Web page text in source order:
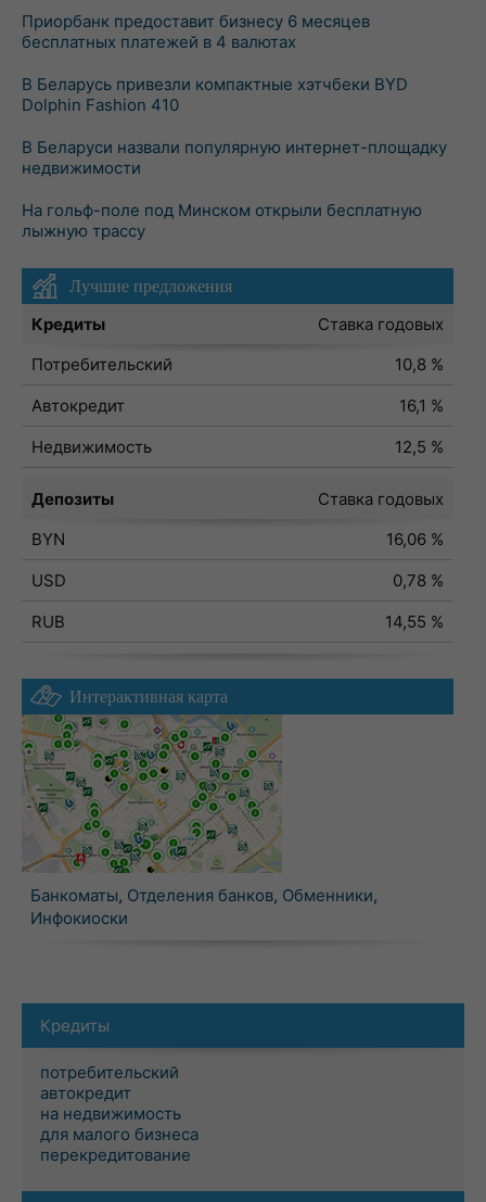
Приорбанк предоставит бизнесу 6 месяцев
бесплатных платежей в 4 валютах
В Беларусь привезли компактные хэтчбеки BYD
Dolphin Fashion 410
В Беларуси назвали популярную интернет-площадку
недвижимости
На гольф-поле под Минском открыли бесплатную
лыжную трассу
Лучшие предложения
Кредиты
Ставка годовых
Потребительский
10,8 %
Автокредит
16,1 %
Недвижимость
12,5 %
Депозиты
Ставка годовых
BYN
16,06 %
USD
0,78 %
RUB
14,55 %
Интерактивная карта
Банкоматы, Отделения банков, Обменники,
Инфокиоски
Кредиты
потребительский
автокредит
на недвижимость
для малого бизнеса
перекредитование